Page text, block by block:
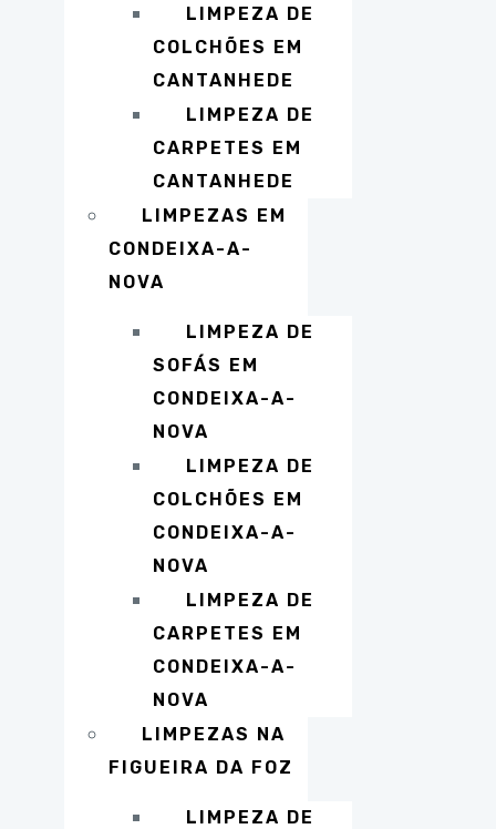
LIMPEZA DE
COLCHÕES EM
CANTANHEDE
LIMPEZA DE
CARPETES EM
CANTANHEDE
LIMPEZAS EM
CONDEIXA-A-
NOVA
LIMPEZA DE
SOFÁS EM
CONDEIXA-A-
NOVA
LIMPEZA DE
COLCHÕES EM
CONDEIXA-A-
NOVA
LIMPEZA DE
CARPETES EM
CONDEIXA-A-
NOVA
LIMPEZAS NA
FIGUEIRA DA FOZ
LIMPEZA DE